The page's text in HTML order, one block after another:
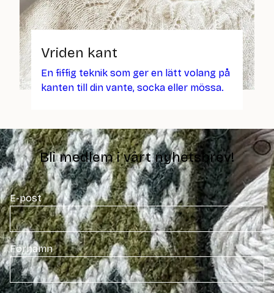
Vriden kant
En fiffig teknik som ger en lätt volang på
kanten till din vante, socka eller mössa.
Bli medlem i vårt nyhetsbrev!
E-post
Förnamn